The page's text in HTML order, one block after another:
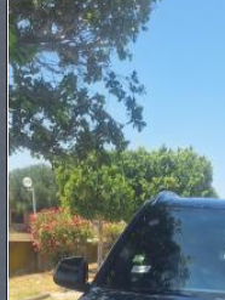
PNEUS